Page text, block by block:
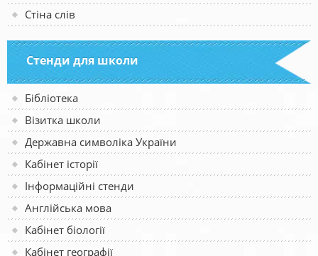
Стіна слів
Стенди для школи
Бібліотека
Візитка школи
Державна символіка України
Кабінет історії
Інформаційні стенди
Англійська мова
Кабінет біології
Кабінет географії